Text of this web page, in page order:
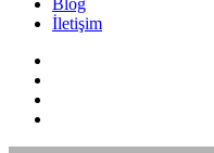
Blog
İletişim